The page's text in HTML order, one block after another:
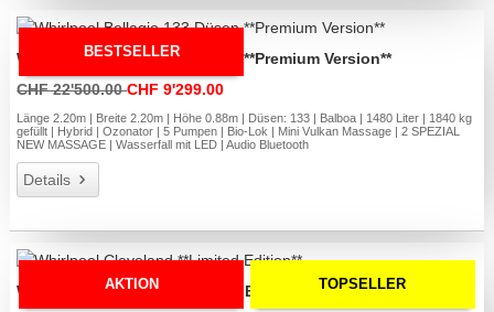
BESTSELLER
Whirlpool Bellagio 133 Düsen **Premium Version**
CHF 22'500.00CHF 9'299.00
Länge 2.20m | Breite 2.20m | Höhe 0.88m | Düsen: 133 | Balboa | 1480 Liter | 1840 kg
gefüllt | Hybrid | Ozonator | 5 Pumpen | Bio-Lok | Mini Vulkan Massage | 2 SPEZIAL
NEW MASSAGE | Wasserfall mit LED | Audio Bluetooth
Details
AKTION TOPSELLER
Whirlpool Cleveland **Limited Edition**